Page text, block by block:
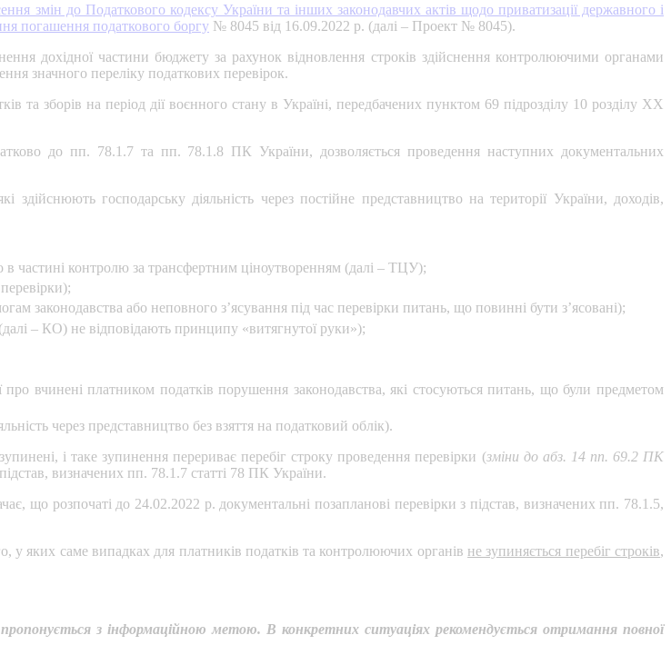
змін до Податкового кодексу України та інших законодавчих актів щодо приватизації державного і
погашення податкового боргу № 8045 від 16.09.2022 р. (далі – Проект № 8045).
дохідної частини бюджету за рахунок відновлення строків здійснення контролюючими органами
значного переліку податкових перевірок.
зборів на період дії воєнного стану в Україні, передбачених пунктом 69 підрозділу 10 розділу ХХ
до пп. 78.1.7 та пп. 78.1.8 ПК України, дозволяється проведення наступних документальних
господарську діяльність через постійне представництво на території України, доходів,
в частині контролю за трансфертним ціноутворенням (далі – ТЦУ);
законодавства або неповного з’ясування під час перевірки питань, що повинні бути з’ясовані);
– КО) не відповідають принципу «витягнутої руки»);
вчинені платником податків порушення законодавства, які стосуються питань, що були предметом
через представництво без взяття на податковий облік).
і таке зупинення перериває перебіг строку проведення перевірки (зміни до абз. 14 пп. 69.2 ПК
визначених пп. 78.1.7 статті 78 ПК України.
розпочаті до 24.02.2022 р. документальні позапланові перевірки з підстав, визначених пп. 78.1.5,
яких саме випадках для платників податків та контролюючих органів не зупиняється перебіг строків,
з інформаційною метою. В конкретних ситуаціях рекомендується отримання повної